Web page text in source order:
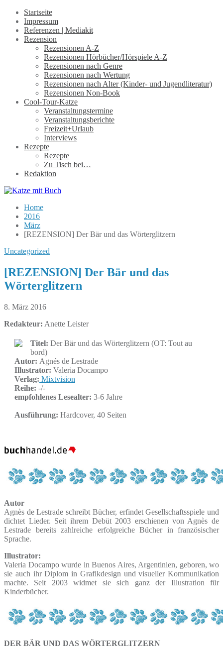
Startseite
Impressum
Referenzen | Mediakit
Rezension
Rezensionen A-Z
Rezensionen Hörbücher/Hörspiele A-Z
Rezensionen nach Genre
Rezensionen nach Wertung
Rezensionen nach Alter (Kinder- und Jugendliteratur)
Rezensionen Non-Book
Cool-Tour-Katze
Veranstaltungstermine
Veranstaltungsberichte
Freizeit+Urlaub
Interviews
Rezepte
Rezepte
Zu Tisch bei…
Redaktion
Home
2016
März
[REZENSION] Der Bär und das Wörterglitzern
Uncategorized
[REZENSION] Der Bär und das
Wörterglitzern
8. März 2016
Redakteur: Anette Leister
Titel: Der Bär und das Wörterglitzern (OT: Tout au
bord)
Autor: Agnés de Lestrade
Illustrator: Valeria Docampo
Verlag: Mixtvision
Reihe: -/-
empfohlenes Lesealter: 3-6 Jahre
Ausführung: Hardcover, 40 Seiten
Autor
Agnès de Lestrade schreibt Bücher, erfindet Gesellschaftsspiele und
dichtet Lieder. Seit ihrem Debüt 2003 erschienen von Agnès de
Lestrade bereits zahlreiche erfolgreiche Bücher in französischer
Sprache.
Illustrator:
Valeria Docampo wurde in Buenos Aires, Argentinien, geboren, wo
sie auch ihr Diplom in Grafikdesign und visueller Kommunikation
machte. Seit 2003 widmet sie sich ganz der Illustration für
Kinderbücher.
DER BÄR UND DAS WÖRTERGLITZERN